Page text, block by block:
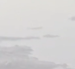
y hueso, que
por lo